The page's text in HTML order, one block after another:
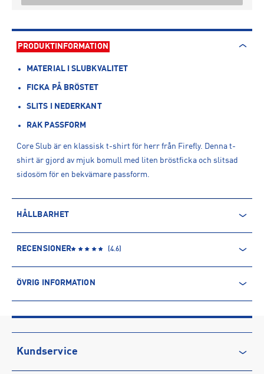
PRODUKTINFORMATION
MATERIAL I SLUBKVALITET
FICKA PÅ BRÖSTET
SLITS I NEDERKANT
RAK PASSFORM
Core Slub är en klassisk t-shirt för herr från Firefly. Denna t-
shirt är gjord av mjuk bomull med liten bröstficka och slitsad
sidosöm för en bekvämare passform.
HÅLLBARHET
(GMO). Detta gör processen, i jämförelse med traditionell
bomullsodling, mer hållbar och bättre för miljön och de som
arbetar med bomullsodlingen.
RECENSIONER (4.6)
ÖVRIG INFORMATION
Produktnummer: 1587369
Leverantörens produktnummer: 1587369
Artikelnummer: 158736923-GREEN AQUA
Kundservice